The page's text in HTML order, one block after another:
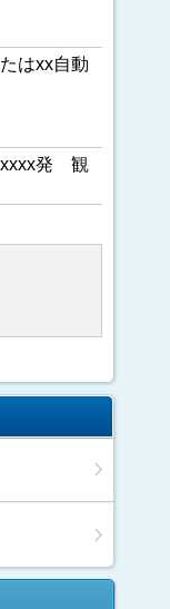
はxx自動
xxxx発 観